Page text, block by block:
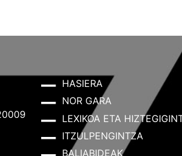
HASIERA
NOR GARA
LEXIKOA ETA
ITZULPENGINTZA
BALIABIDEAK